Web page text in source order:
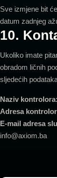
Sve izmjene bit
datum zadnjeg
10.
Ukoliko imate
obradom ličnih
sljedećih
Naziv kontrolora:
Adresa
E-mail adresa
info@axiom.ba